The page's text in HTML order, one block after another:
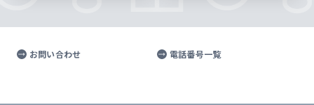
お問い合わせ 電話番号一覧